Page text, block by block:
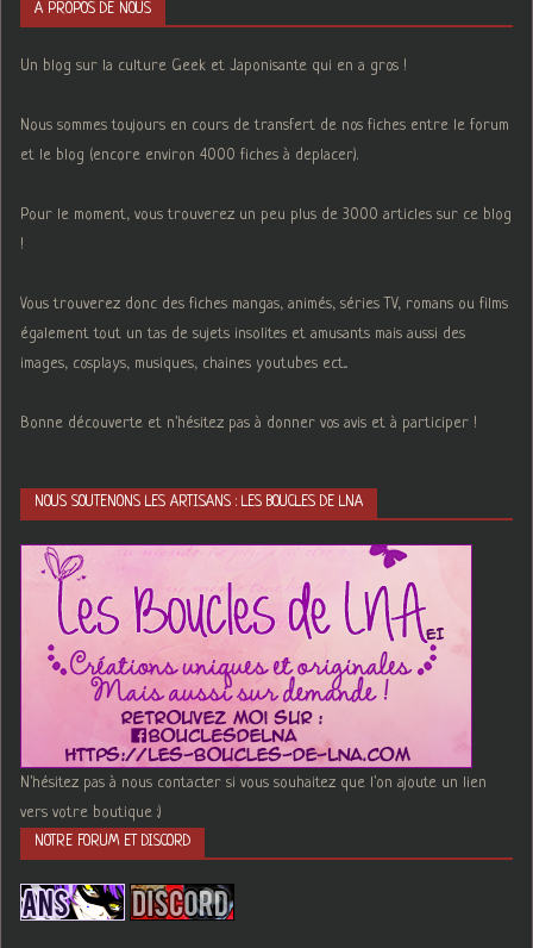
A PROPOS DE NOUS
Un blog sur la culture Geek et Japonisante qui en a gros !
Nous sommes toujours en cours de transfert de nos fiches entre le forum
et le blog (encore environ 4000 fiches à deplacer).
Pour le moment, vous trouverez un peu plus de 3000 articles sur ce blog
!
Vous trouverez donc des fiches mangas, animés, séries TV, romans ou films
également tout un tas de sujets insolites et amusants mais aussi des
images, cosplays, musiques, chaines youtubes ect...
Bonne découverte et n'hésitez pas à donner vos avis et à participer !
NOUS SOUTENONS LES ARTISANS : LES BOUCLES DE LNA
N'hésitez pas à nous contacter si vous souhaitez que l'on ajoute un lien
vers votre boutique :)
NOTRE FORUM ET DISCORD